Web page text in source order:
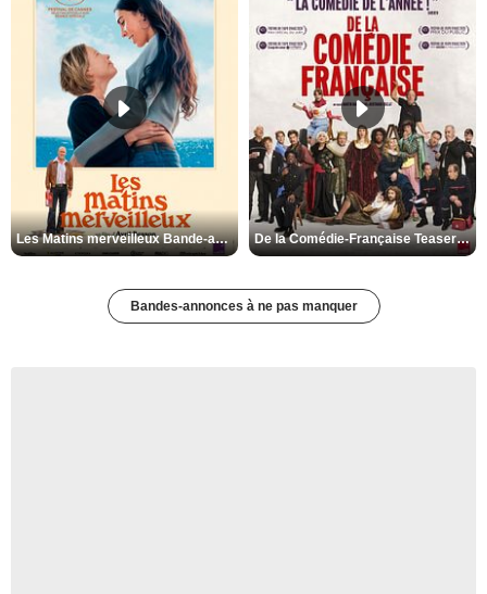
Les Matins merveilleux Bande-annonce VF De la Comédie-Française Teaser VF
Bandes-annonces à ne pas manquer